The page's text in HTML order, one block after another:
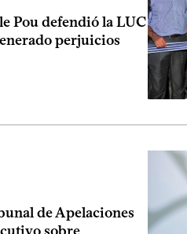
Pou defendió la LUC
perjuicios
de Apelaciones